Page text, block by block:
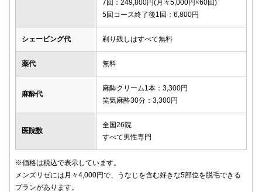
7回：249,800円(月々5,000円×60回)
5回コース終了後1回：6,800円
シェービング代 剃り残しはすべて無料
薬代 無料
麻酔代
麻酔クリーム1本：3,300円
笑気麻酔30分：3,300円
医院数
全国26院
すべて男性専門
※価格は税込で表示しています。
メンズリゼには月々4,000円で、うなじを含む好きな5部位を脱毛できる
プランがあります。